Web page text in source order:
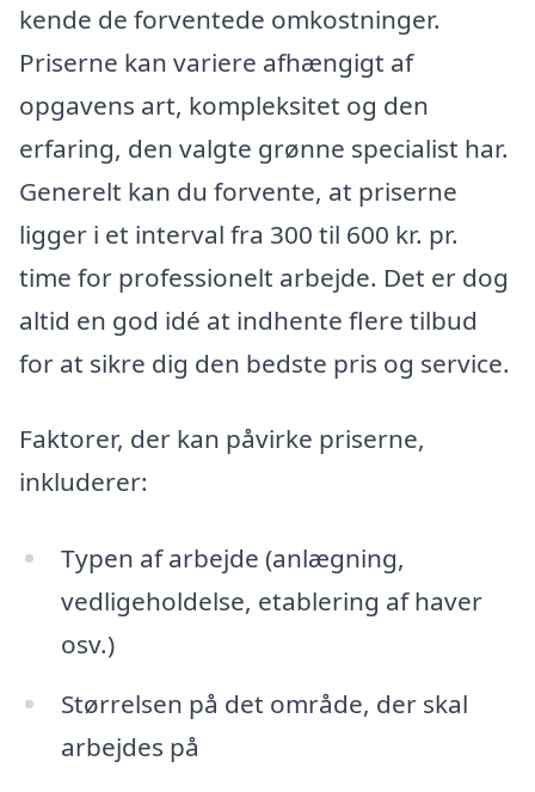
kende de forventede omkostninger.
Priserne kan variere afhængigt af
opgavens art, kompleksitet og den
erfaring, den valgte grønne specialist har.
Generelt kan du forvente, at priserne
ligger i et interval fra 300 til 600 kr. pr.
time for professionelt arbejde. Det er dog
altid en god idé at indhente flere tilbud
for at sikre dig den bedste pris og service.
Faktorer, der kan påvirke priserne,
inkluderer:
Typen af arbejde (anlægning,
vedligeholdelse, etablering af haver
osv.)
Størrelsen på det område, der skal
arbejdes på